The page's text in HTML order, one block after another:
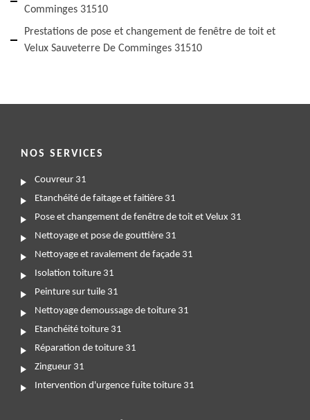
Comminges 31510
Prestations de pose et changement de fenêtre de toit et
Velux Sauveterre De Comminges 31510
NOS SERVICES
Couvreur 31
Etanchéité de faitage et faitière 31
Pose et changement de fenêtre de toit et Velux 31
Nettoyage et pose de gouttière 31
Nettoyage et ravalement de façade 31
Isolation toiture 31
Peinture sur tuile 31
Nettoyage demoussage de toiture 31
Etanchéité toiture 31
Réparation de toiture 31
Zingueur 31
Intervention d'urgence fuite toiture 31